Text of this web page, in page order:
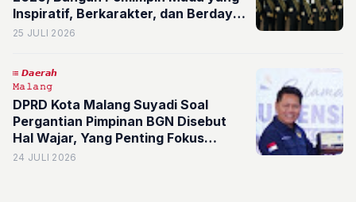
Inspiratif, Berkarakter, dan Berdaya
Saing Global
25 JULI 2026
𝘿𝙖𝙚𝙧𝙖𝙝
𝙼𝚊𝚕𝚊𝚗𝚐
DPRD Kota Malang Suyadi Soal
Pergantian Pimpinan BGN Disebut
Hal Wajar, Yang Penting Fokus
Pemenuhan Gizi
24 JULI 2026